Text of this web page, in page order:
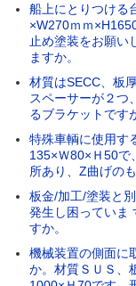
船上にとりつける
×W270ｍｍ
止め塗装をお願い
ますか。
材質はSECC、板
スペーサーが２つ
るブラケットです
特殊車輌に使用す
135×Ｗ80×Ｈ50で
所あり、Z曲げのも
板金/加工/塗装と
発生し困っていま
すか。
機械装置の側面に
か。材質ＳＵＳ、